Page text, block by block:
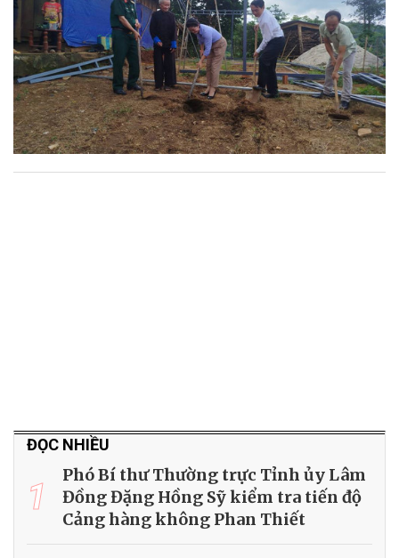
ĐỌC NHIỀU
1
Phó Bí thư Thường trực Tỉnh ủy Lâm
Đồng Đặng Hồng Sỹ kiểm tra tiến độ
Cảng hàng không Phan Thiết